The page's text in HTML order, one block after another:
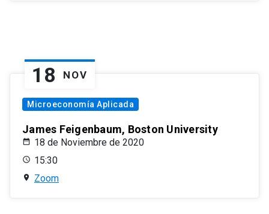
18 NOV
Microeconomía Aplicada
James Feigenbaum, Boston University
18 de Noviembre de 2020
15:30
Zoom